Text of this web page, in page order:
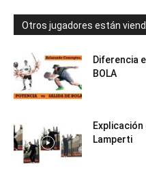
Otros jugadores están
Diferencia
BOLA
Explicación
Lamperti